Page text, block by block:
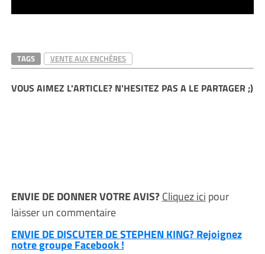
TAGS VENTE AUX ENCHÈRES
VOUS AIMEZ L'ARTICLE? N'HESITEZ PAS A LE PARTAGER ;)
ENVIE DE DONNER VOTRE AVIS?Cliquez ici pour
laisser un commentaire
ENVIE DE DISCUTER DE STEPHEN KING? Rejoignez
notre groupe Facebook !